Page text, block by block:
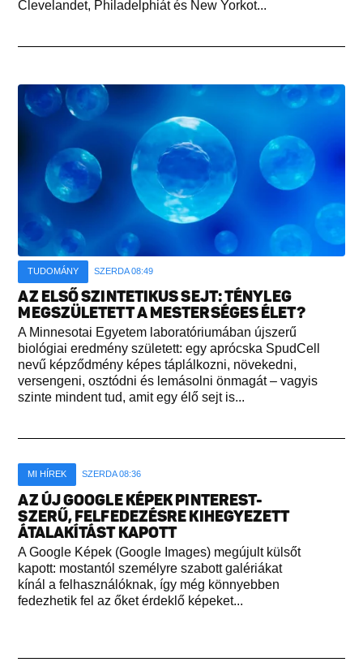
Clevelandet, Philadelphiát és New Yorkot...
TUDOMÁNY SZERDA 08:49
AZ ELSŐ SZINTETIKUS SEJT: TÉNYLEG
MEGSZÜLETETT A MESTERSÉGES ÉLET?
A Minnesotai Egyetem laboratóriumában újszerű
biológiai eredmény született: egy aprócska SpudCell
nevű képződmény képes táplálkozni, növekedni,
versengeni, osztódni és lemásolni önmagát – vagyis
szinte mindent tud, amit egy élő sejt is...
MI HÍREK SZERDA 08:36
AZ ÚJ GOOGLE KÉPEK PINTEREST-
SZERŰ, FELFEDEZÉSRE KIHEGYEZETT
ÁTALAKÍTÁST KAPOTT
A Google Képek (Google Images) megújult külsőt
kapott: mostantól személyre szabott galériákat
kínál a felhasználóknak, így még könnyebben
fedezhetik fel az őket érdeklő képeket...